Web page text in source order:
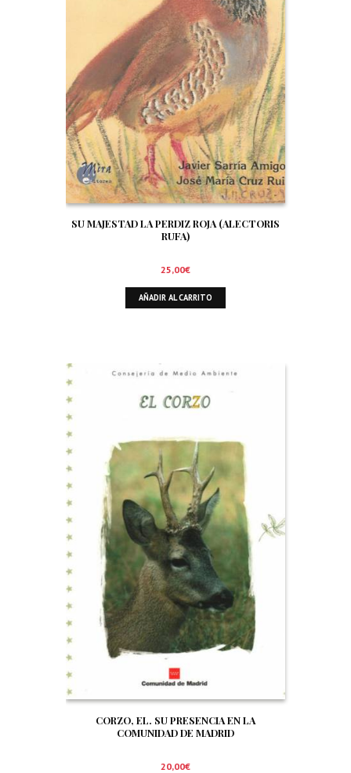
SU MAJESTAD LA PERDIZ ROJA (ALECTORIS
RUFA)
25,00€
AÑADIR AL CARRITO
CORZO, EL. SU PRESENCIA EN LA
COMUNIDAD DE MADRID
20,00€